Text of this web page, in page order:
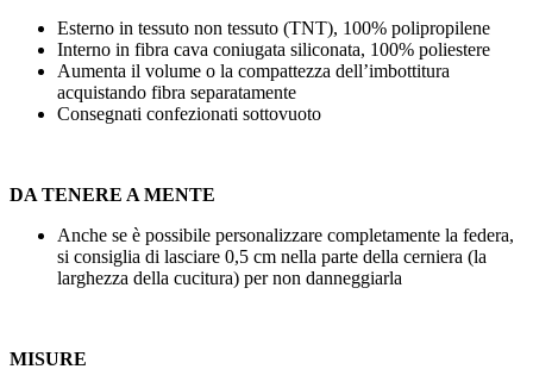
Esterno in tessuto non tessuto (TNT), 100% polipropilene
Interno in fibra cava coniugata siliconata, 100% poliestere
Aumenta il volume o la compattezza dell’imbottitura
acquistando fibra separatamente
Consegnati confezionati sottovuoto
DA TENERE A MENTE
Anche se è possibile personalizzare completamente la federa,
si consiglia di lasciare 0,5 cm nella parte della cerniera (la
larghezza della cucitura) per non danneggiarla
MISURE